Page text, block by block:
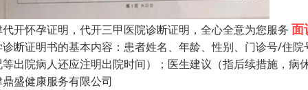
开怀孕证明，代开三甲医院诊断证明，全心全意为您服务 面
断证明书的基本内容：患者姓名、年龄、性别、门诊号/住
出院病人还应注明出院时间）；医生建议（指后续措施，
盛健康服务有限公司